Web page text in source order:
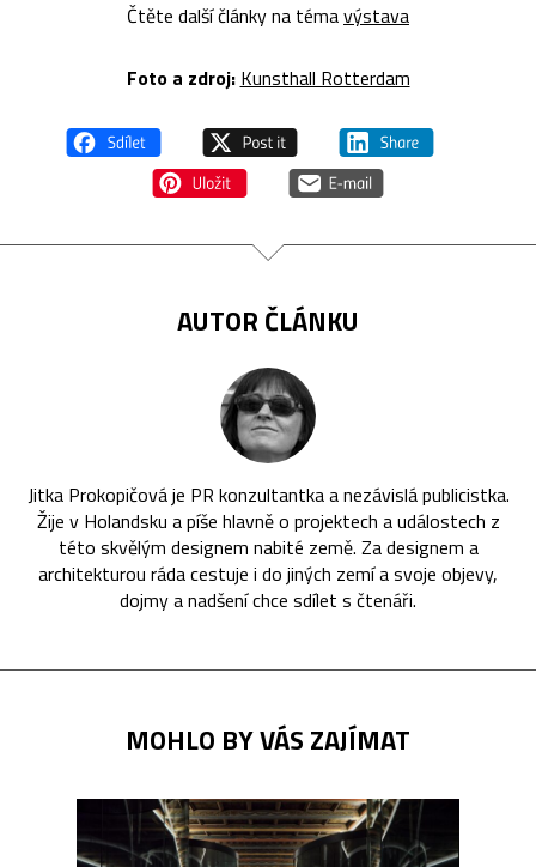
Čtěte další články na témavýstava
Foto a zdroj: Kunsthall Rotterdam
AUTOR ČLÁNKU
Jitka Prokopičová je PR konzultantka a nezávislá publicistka.
Žije v Holandsku a píše hlavně o projektech a událostech z
této skvělým designem nabité země. Za designem a
architekturou ráda cestuje i do jiných zemí a svoje objevy,
dojmy a nadšení chce sdílet s čtenáři.
MOHLO BY VÁS ZAJÍMAT